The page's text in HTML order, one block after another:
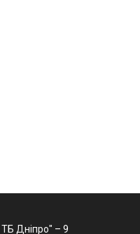
Дніпро" – 9